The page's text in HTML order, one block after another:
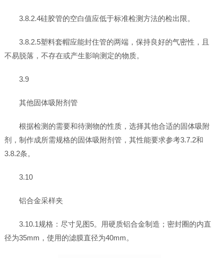
3.8.2.4硅胶管的空白值应低于标准检测方法的检出限。
3.8.2.5塑料套帽应能封住管的两端，保持良好的气密性，且
不易脱落，不存在或产生影响测定的物质。
3.9
其他固体吸附剂管
根据检测的需要和待测物的性质，选择其他合适的固体吸附
剂，制作成所需规格的固体吸附剂管，其性能要求参考3.7.2和
3.8.2条。
3.10
铝合金采样夹
3.10.1规格：尽寸见图5。用硬质铝合金制造；密封圈的内直
径为35mm，使用的滤膜直径为40mm。